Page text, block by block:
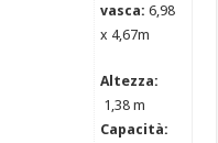
vasca:6,98
x 4,67m
Altezza:
1,38 m
Capacità: